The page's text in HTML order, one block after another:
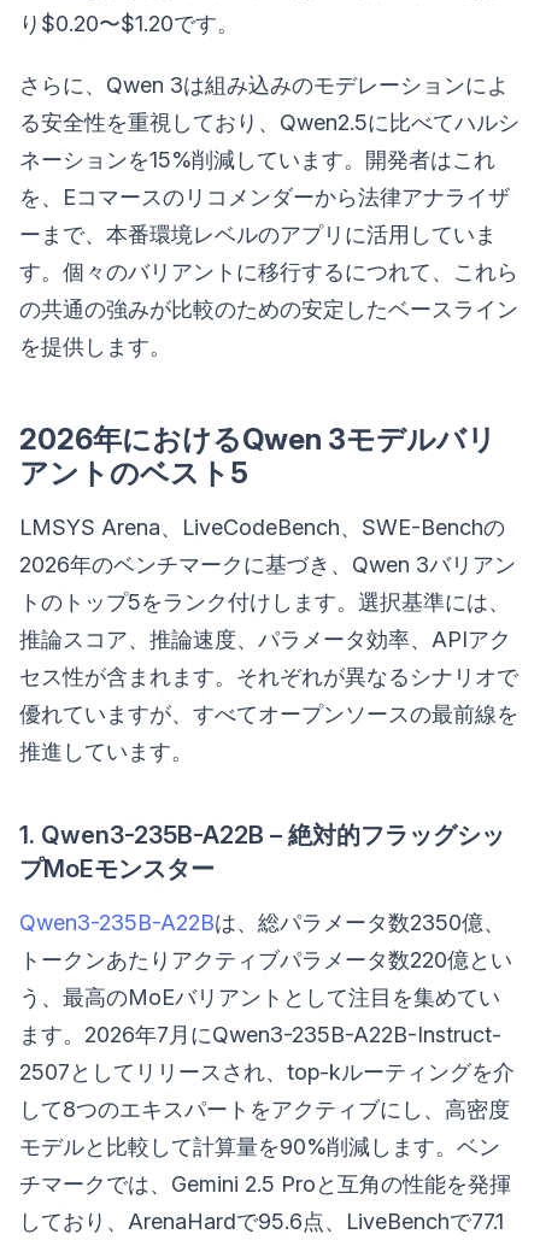
り$0.20〜$1.20です。
さらに、Qwen 3は組み込みのモデレーションによ
る安全性を重視しており、Qwen2.5に比べてハルシ
ネーションを15%削減しています。開発者はこれ
を、Eコマースのリコメンダーから法律アナライザ
ーまで、本番環境レベルのアプリに活用していま
す。個々のバリアントに移行するにつれて、これら
の共通の強みが比較のための安定したベースライン
を提供します。
2026年におけるQwen 3モデルバリ
アントのベスト5
LMSYS Arena、LiveCodeBench、SWE-Benchの
2026年のベンチマークに基づき、Qwen 3バリアン
トのトップ5をランク付けします。選択基準には、
推論スコア、推論速度、パラメータ効率、APIアク
セス性が含まれます。それぞれが異なるシナリオで
優れていますが、すべてオープンソースの最前線を
推進しています。
1. Qwen3-235B-A22B – 絶対的フラッグシッ
プMoEモンスター
Qwen3-235B-A22Bは、総パラメータ数2350億、
トークンあたりアクティブパラメータ数220億とい
う、最高のMoEバリアントとして注目を集めてい
ます。2026年7月にQwen3-235B-A22B-Instruct-
2507としてリリースされ、top-kルーティングを介
して8つのエキスパートをアクティブにし、高密度
モデルと比較して計算量を90%削減します。ベン
チマークでは、Gemini 2.5 Proと互角の性能を発揮
しており、ArenaHardで95.6点、LiveBenchで77.1